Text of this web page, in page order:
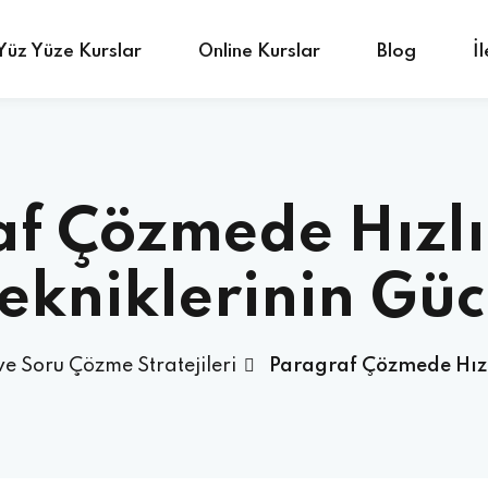
Yüze Kurslar Online Kurslar Blog
Çözmede
Soru Çözme Stratejileri Paragraf Çözmede
Sign in
Don’t have an account?Sign up